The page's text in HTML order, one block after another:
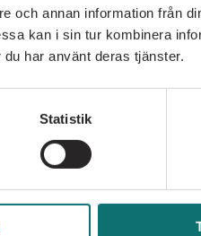
och annan information från
kan i sin tur kombinera
har använt deras tjänster.
Statistik